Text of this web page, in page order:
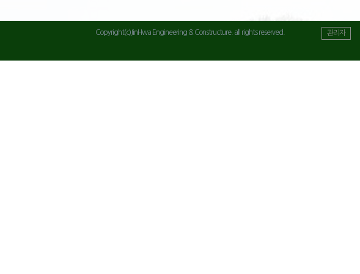
Copyright(c)JinHwa Engineering & Constructure. all rights reserved. 관리자